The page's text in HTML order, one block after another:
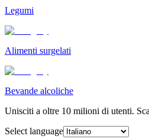
Legumi
Alimenti surgelati
Bevande alcoliche
Unisciti a oltre 10 milioni di utenti.
Select language